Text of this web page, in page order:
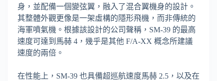
身，並配備一個變弦翼，融入了混合翼機身的設計。
其整體外觀更像是一架虛構的隱形飛機，而非傳統的
海軍噴氣機。根據該設計的公司聲稱，SM-39 的最高
速度可達到馬赫 4，幾乎是其他 F/A-XX 概念所建議
速度的兩倍。
在性能上，SM-39 也具備超巡航速度馬赫 2.5，以及在